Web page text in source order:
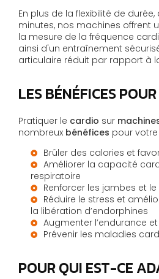
En plus de la flexibilité de durée,
minutes, nos machines offrent
la mesure de la fréquence
ainsi d'un entraînement
articulaire réduit par rapport à
LES BÉNÉFICES
Pratiquer le cardio sur
nombreux bénéfices pour
Brûler des calories et
Améliorer la capacité
respiratoire
Renforcer les jambes et
Réduire le stress et
la libération d’endorphines
Augmenter l’endurance
Prévenir les maladies
POUR QUI EST-CE